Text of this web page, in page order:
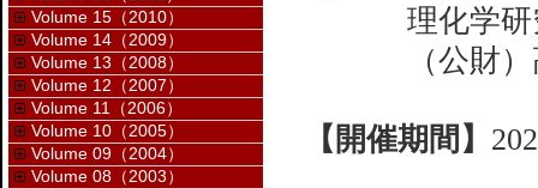
理化学
（公財
【開催期間】
Volume 15（2010）
Volume 14（2009）
Volume 13（2008）
Volume 12（2007）
Volume 11（2006）
Volume 10（2005）
Volume 09（2004）
Volume 08（2003）